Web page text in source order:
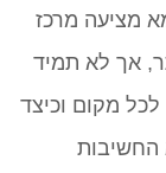
מציעה מרכז
אך לא תמיד
מקום וכיצד
החשיבות